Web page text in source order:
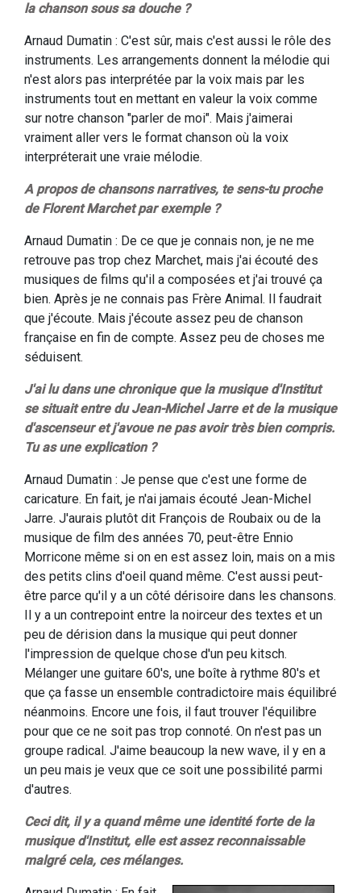
la chanson sous sa douche ?
Arnaud Dumatin : C'est sûr, mais c'est aussi le rôle des
instruments. Les arrangements donnent la mélodie qui
n'est alors pas interprétée par la voix mais par les
instruments tout en mettant en valeur la voix comme
sur notre chanson "parler de moi". Mais j'aimerai
vraiment aller vers le format chanson où la voix
interpréterait une vraie mélodie.
A propos de chansons narratives, te sens-tu proche
de Florent Marchet par exemple ?
Arnaud Dumatin : De ce que je connais non, je ne me
retrouve pas trop chez Marchet, mais j'ai écouté des
musiques de films qu'il a composées et j'ai trouvé ça
bien. Après je ne connais pas Frère Animal. Il faudrait
que j'écoute. Mais j'écoute assez peu de chanson
française en fin de compte. Assez peu de choses me
séduisent.
J'ai lu dans une chronique que la musique d'Institut
se situait entre du Jean-Michel Jarre et de la musique
d'ascenseur et j'avoue ne pas avoir très bien compris.
Tu as une explication ?
Arnaud Dumatin : Je pense que c'est une forme de
caricature. En fait, je n'ai jamais écouté Jean-Michel
Jarre. J'aurais plutôt dit François de Roubaix ou de la
musique de film des années 70, peut-être Ennio
Morricone même si on en est assez loin, mais on a mis
des petits clins d'oeil quand même. C'est aussi peut-
être parce qu'il y a un côté dérisoire dans les chansons.
Il y a un contrepoint entre la noirceur des textes et un
peu de dérision dans la musique qui peut donner
l'impression de quelque chose d'un peu kitsch.
Mélanger une guitare 60's, une boîte à rythme 80's et
que ça fasse un ensemble contradictoire mais équilibré
néanmoins. Encore une fois, il faut trouver l'équilibre
pour que ce ne soit pas trop connoté. On n'est pas un
groupe radical. J'aime beaucoup la new wave, il y en a
un peu mais je veux que ce soit une possibilité parmi
d'autres.
Ceci dit, il y a quand même une identité forte de la
musique d'Institut, elle est assez reconnaissable
malgré cela, ces mélanges.